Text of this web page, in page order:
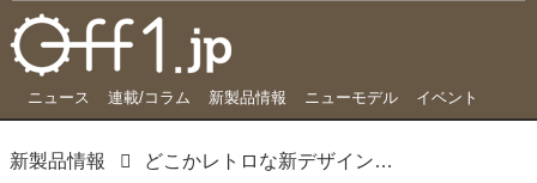
ニュース 連載/コラム 新製品情報 ニューモデル イベント
新製品情報 どこかレトロな新デザイン、ダートフリークフロアマット